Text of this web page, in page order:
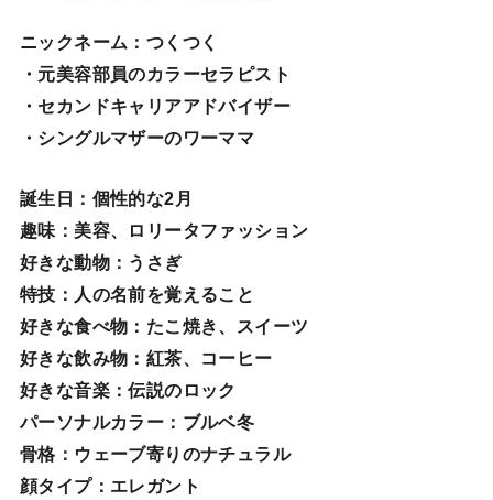
ニックネーム ：つくつく
・元美容部員のカラーセラピスト
・セカンドキャリアアドバイザー
・シングルマザーのワーママ
誕生日
：個性的な2月
趣味 ：美容、ロリータファッション
好きな動物：うさぎ
特技 ：人の名前を覚えること
好きな食べ物 ：たこ焼き、スイーツ
好きな飲み物：紅茶、コーヒー
好きな音楽：伝説のロック
パーソナルカラー：ブルベ冬
骨格：ウェーブ寄りのナチュラル
顔タイプ：エレガン ト